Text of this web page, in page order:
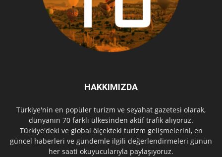
HAKKIMIZDA
Türkiye'nin en popüler turizm ve seyahat gazetesi olarak,
dünyanın 70 farklı ülkesinden aktif trafik alıyoruz.
Türkiye'deki ve global ölçekteki turizm gelişmelerini, en
güncel haberleri ve gündemle ilgili değerlendirmeleri günün
her saati okuyucularıyla paylaşıyoruz.